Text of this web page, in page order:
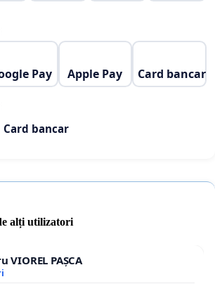
Pay Apple Pay Card bancar
Card bancar
alți utilizatori
PAȘCA